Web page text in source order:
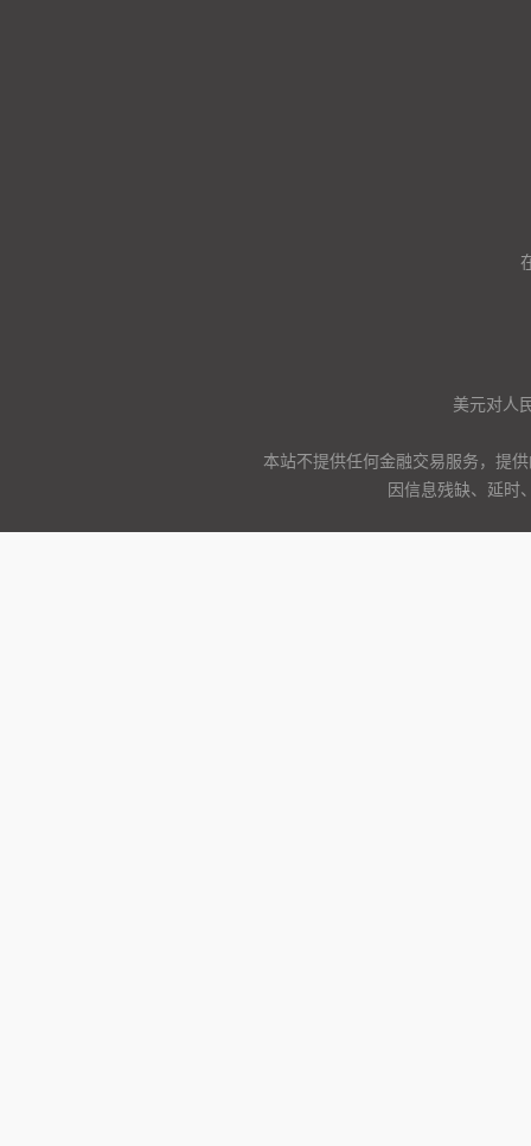
美元对人
本站不提供任何金融交易服务，提
因信息残缺、延时